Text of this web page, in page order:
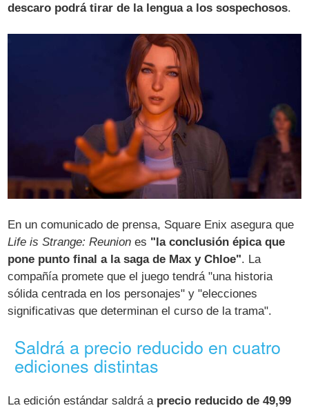
descaro podrá tirar de la lengua a los sospechosos.
En un comunicado de prensa, Square Enix asegura que
Life is Strange: Reunion es "la conclusión épica que
pone punto final a la saga de Max y Chloe". La
compañía promete que el juego tendrá "una historia
sólida centrada en los personajes" y "elecciones
significativas que determinan el curso de la trama".
Saldrá a precio reducido en cuatro
ediciones distintas
La edición estándar saldrá a precio reducido de 49,99